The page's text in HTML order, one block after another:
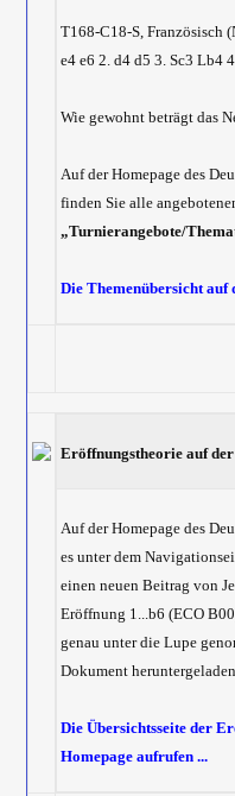
T168-C18-S, Französisch
e4 e6 2. d4 d5 3. Sc3 Lb4
Wie gewohnt beträgt das
Auf der Homepage des
finden Sie alle
„Turnierangebote/
Die Themenübersicht auf
Eröffnungstheorie auf
Auf der Homepage des
es unter dem
einen neuen Beitrag von
Eröffnung 1...b6 (ECO
genau unter die Lupe
Dokument
Die Übersichtsseite der
Homepage aufrufen ...